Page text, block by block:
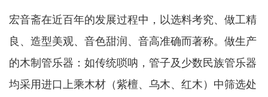
宏音斋在近百年的发展过程中，以选料考究、做工精
良、造型美观、音色甜润、音高准确而著称。做生产
的木制管乐器：如传统唢呐，管子及少数民族管乐器
均采用进口上乘木材（紫檀、乌木、红木）中筛选处